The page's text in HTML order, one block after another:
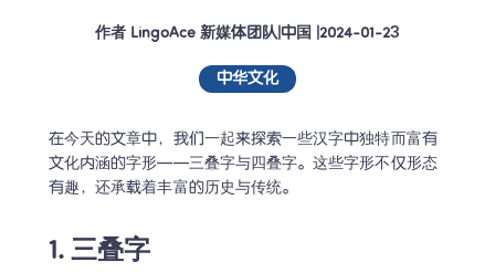
作者 LingoAce 新媒体团队| 中国 2024-01-23
中华文化
在今天的文章中，我们一起来探索一些汉字中独特而富有
文化内涵的字形——三叠字与四叠字。这些字形不仅形态
有趣，还承载着丰富的历史与传统。
1. 三叠字